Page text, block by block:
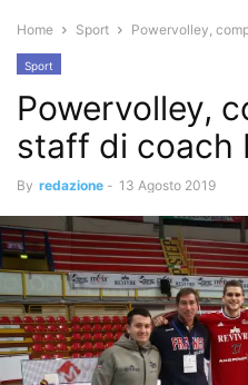
Home Sport Powervolley,
Sport
Powervolley,
staff di coach
By redazione - 13 Agosto 2019